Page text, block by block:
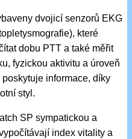
dvojicí senzorů EKG
které
dobu PTT a také měřit
fyzickou aktivitu a úroveň
informace, díky
styl.
SP sympatickou a
index vitality a